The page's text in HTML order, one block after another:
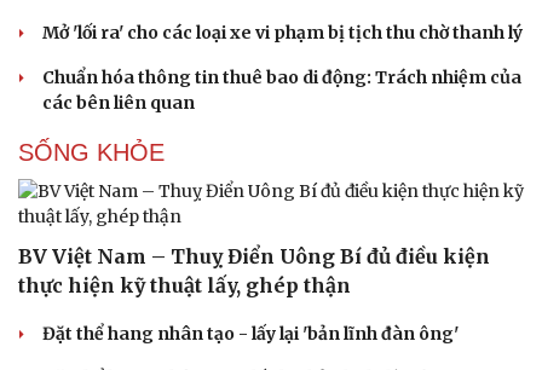
Mở 'lối ra' cho các loại xe vi phạm bị tịch thu chờ thanh lý
Chuẩn hóa thông tin thuê bao di động: Trách nhiệm của
các bên liên quan
SỐNG KHỎE
BV Việt Nam – Thuỵ Điển Uông Bí đủ điều kiện
thực hiện kỹ thuật lấy, ghép thận
Đặt thể hang nhân tạo - lấy lại 'bản lĩnh đàn ông'